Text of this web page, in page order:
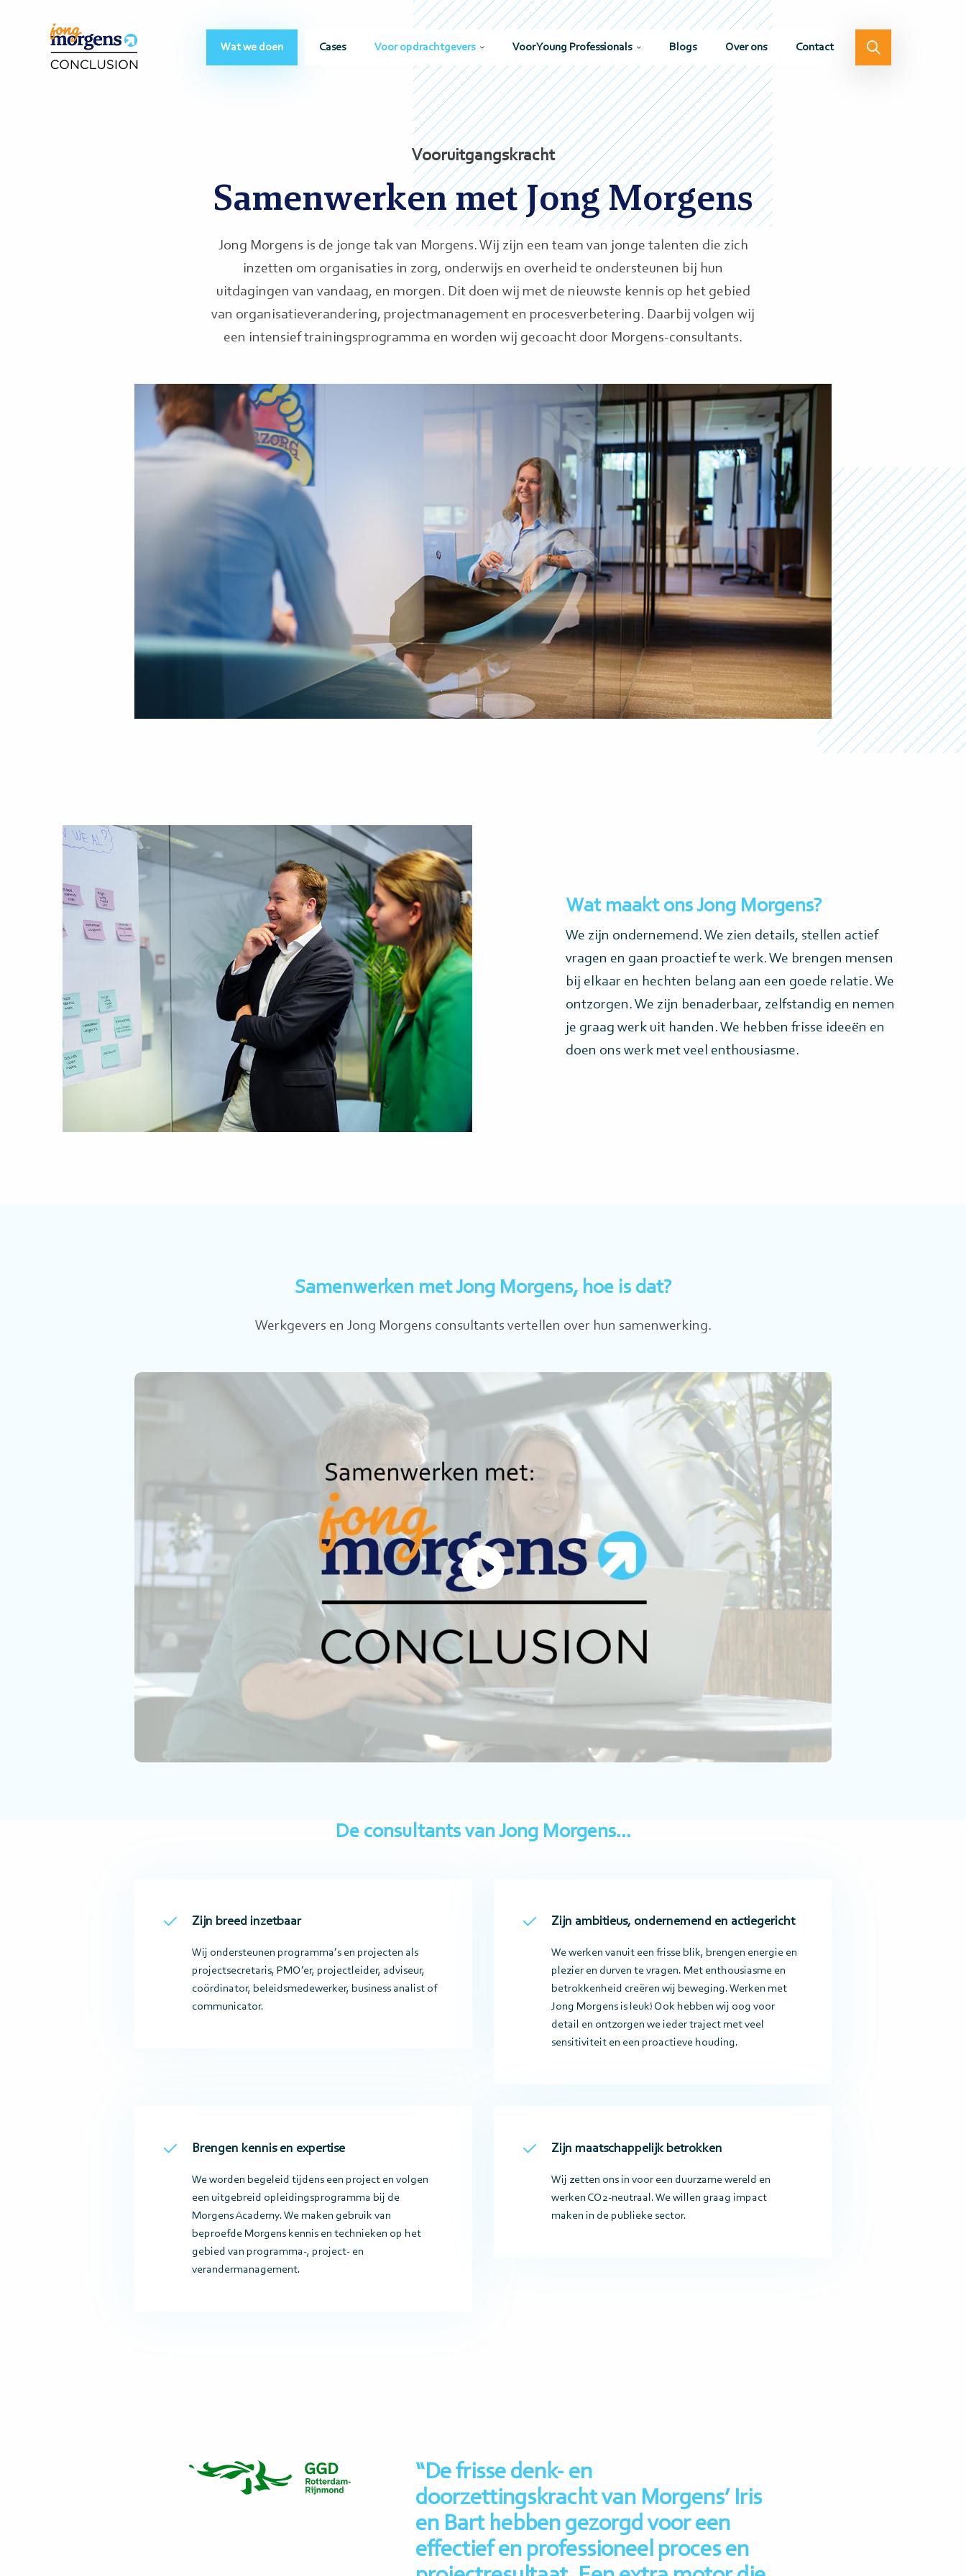
Wat we doen Cases Voor opdrachtgevers Voor Young Professionals Blogs Over ons Contact
Vooruitgangskracht
Samenwerken met Jong Morgens
Jong Morgens is de jonge tak van Morgens. Wij zijn een team van jonge talenten die zich
inzetten om organisaties in zorg, onderwijs en overheid te ondersteunen bij hun
uitdagingen van vandaag, en morgen. Dit doen wij met de nieuwste kennis op het gebied
van organisatieverandering, projectmanagement en procesverbetering. Daarbij volgen wij
een intensief trainingsprogramma en worden wij gecoacht door Morgens-consultants.
Wat maakt ons Jong Morgens?
We zijn ondernemend. We zien details, stellen actief
vragen en gaan proactief te werk. We brengen mensen
bij elkaar en hechten belang aan een goede relatie. We
ontzorgen. We zijn benaderbaar, zelfstandig en nemen
je graag werk uit handen. We hebben frisse ideeën en
doen ons werk met veel enthousiasme.
Samenwerken met Jong Morgens, hoe is dat?
Werkgevers en Jong Morgens consultants vertellen over hun samenwerking.
Video
afspelen
De consultants van Jong Morgens...
Zijn breed inzetbaar
Wij ondersteunen programma’s en projecten als
projectsecretaris, PMO’er, projectleider, adviseur,
coördinator, beleidsmedewerker, business analist of
communicator.
Zijn ambitieus, ondernemend en actiegericht
We werken vanuit een frisse blik, brengen energie en
plezier en durven te vragen. Met enthousiasme en
betrokkenheid creëren wij beweging. Werken met
Jong Morgens is leuk! Ook hebben wij oog voor
detail en ontzorgen we ieder traject met veel
sensitiviteit en een proactieve houding.
Brengen kennis en expertise
We worden begeleid tijdens een project en volgen
een uitgebreid opleidingsprogramma bij de
Morgens Academy. We maken gebruik van
beproefde Morgens kennis en technieken op het
gebied van programma-, project- en
verandermanagement.
Zijn maatschappelijk betrokken
Wij zetten ons in voor een duurzame wereld en
werken CO2-neutraal. We willen graag impact
maken in de publieke sector.
“De frisse denk- en
doorzettingskracht van Morgens’ Iris
en Bart hebben gezorgd voor een
effectief en professioneel proces en